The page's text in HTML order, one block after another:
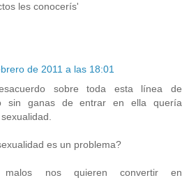
les conocerís'
de 2011 a las 18:01
sobre toda esta línea de
sin ganas de entrar en ella quería
es un problema?
nos quieren convertir en